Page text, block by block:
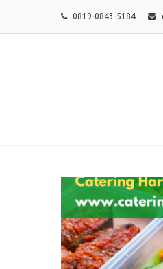
0819-0843-5184